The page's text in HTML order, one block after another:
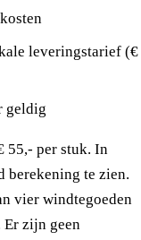
leveringstarief (€
geldig
55,- per stuk. In
berekening te zien.
vier windtegoeden
zijn geen